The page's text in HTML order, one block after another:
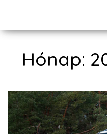
Hónap: